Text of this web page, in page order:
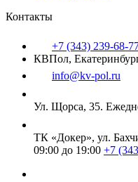
Контакты
+7 (343) 239-68-
КВПол,
info@kv-pol.ru
Ул. Щорса, 35.
ТК «Докер», ул.
09:00 до 19:00 +7